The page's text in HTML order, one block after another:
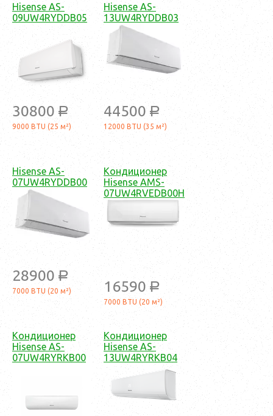
Hisense AS-
09UW4RYDDB05
30800 a
9000 BTU (25 м²)
Hisense AS-
13UW4RYDDB03
44500 a
12000 BTU (35 м²)
Hisense AS-
07UW4RYDDB00
28900 a
7000 BTU (20 м²)
Кондиционер
Hisense AMS-
07UW4RVEDB00H
16590 a
7000 BTU (20 м²)
Кондиционер
Hisense AS-
07UW4RYRKB00
Кондиционер
Hisense AS-
13UW4RYRKB04